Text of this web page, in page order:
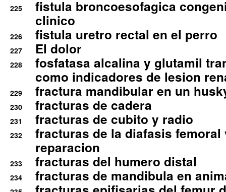
225
fistula broncoesofagica
clinico
226 fistula uretro rectal en el perro
227 El dolor
228
fosfatasa alcalina y glutamil
como indicadores de lesion
229 fractura mandibular en un
230 fracturas de cadera
231 fracturas de cubito y radio
232
fracturas de la diafasis
reparacion
233 fracturas del humero distal
234 fracturas de mandibula en